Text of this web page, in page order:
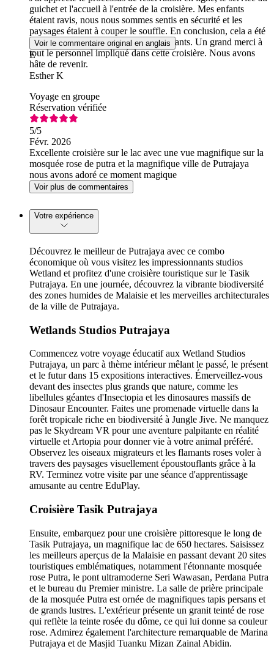
guichet et l'accueil à l'entrée de la croisière. Mes enfants
étaient ravis, nous nous sommes sentis en sécurité et les
paysages étaient à couper le souffle. En conclusion, cela a été
un merveilleux souvenir pour mes enfants. Un grand merci à
tout le personnel impliqué dans cette croisière. Nous avons
hâte de revenir.
Voir le commentaire original en anglais
E
Esther K
Voyage en groupe
Réservation vérifiée
5/5
Févr. 2026
Excellente croisière sur le lac avec une vue magnifique sur la
mosquée rose de putra et la magnifique ville de Putrajaya
nous avons adoré ce moment magique
Voir plus de commentaires
Votre expérience
Découvrez le meilleur de Putrajaya avec ce combo
économique où vous visitez les impressionnants studios
Wetland et profitez d'une croisière touristique sur le Tasik
Putrajaya. En une journée, découvrez la vibrante biodiversité
des zones humides de Malaisie et les merveilles architecturales
de la ville de Putrajaya.
Wetlands Studios Putrajaya
Commencez votre voyage éducatif aux Wetland Studios
Putrajaya, un parc à thème intérieur mêlant le passé, le présent
et le futur dans 15 expositions interactives. Émerveillez-vous
devant des insectes plus grands que nature, comme les
libellules géantes d'Insectopia et les dinosaures massifs de
Dinosaur Encounter. Faites une promenade virtuelle dans la
forêt tropicale riche en biodiversité à Jungle Jive. Ne manquez
pas le Skydream VR pour une aventure palpitante en réalité
virtuelle et Artopia pour donner vie à votre animal préféré.
Observez les oiseaux migrateurs et les flamants roses voler à
travers des paysages visuellement époustouflants grâce à la
RV. Terminez votre visite par une séance d'apprentissage
amusante au centre EduPlay.
Croisière Tasik Putrajaya
Ensuite, embarquez pour une croisière pittoresque le long de
Tasik Putrajaya, un magnifique lac de 650 hectares. Saisissez
les meilleurs aperçus de la Malaisie en passant devant 20 sites
touristiques emblématiques, notamment l'étonnante mosquée
rose Putra, le pont ultramoderne Seri Wawasan, Perdana Putra
et le bureau du Premier ministre. La salle de prière principale
de la mosquée Putra est ornée de magnifiques tapis persans et
de grands lustres. L'extérieur présente un granit teinté de rose
qui reflète la teinte rosée du dôme, ce qui lui donne sa couleur
rose. Admirez également l'architecture remarquable de Marina
Putrajaya et de Masjid Tuanku Mizan Zainal Abidin.